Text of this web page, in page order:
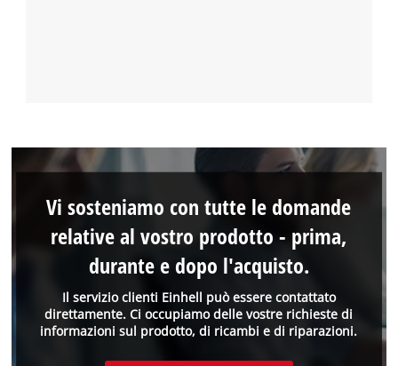
Il servizio clienti Einhell può essere contattato
direttamente. Ci occupiamo delle vostre richieste di
informazioni sul prodotto, di ricambi e di riparazioni.
Vi sosteniamo con tutte le domande
relative al vostro prodotto - prima,
durante e dopo l'acquisto.